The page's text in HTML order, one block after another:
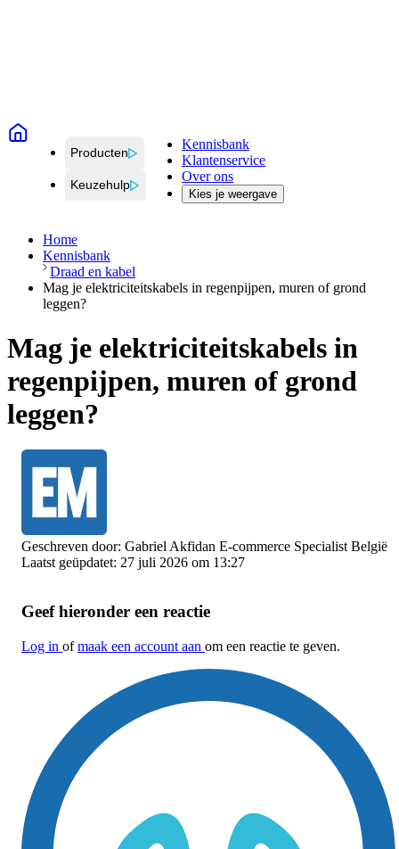
Producten
Keuzehulp
Kennisbank
Klantenservice
Over ons
Kies je weergave
Home
Kennisbank
Draad en kabel
Mag je elektriciteitskabels in regenpijpen, muren of grond
leggen?
Mag je elektriciteitskabels in
regenpijpen, muren of grond
leggen?
Geschreven door: Gabriel Akfidan E-commerce Specialist België
Laatst geüpdatet: 27 juli 2026 om 13:27
Geef hieronder een reactie
Log in ofmaak een account aan om een reactie te geven.